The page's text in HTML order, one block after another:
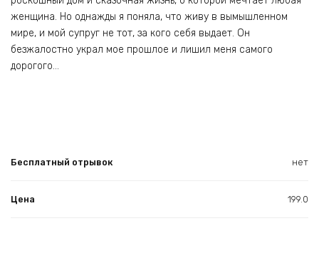
женщина. Но однажды я поняла, что живу в вымышленном
мире, и мой супруг не тот, за кого себя выдает. Он
безжалостно украл мое прошлое и лишил меня самого
дорогого…
Бесплатный отрывок нет
Цена 199.0